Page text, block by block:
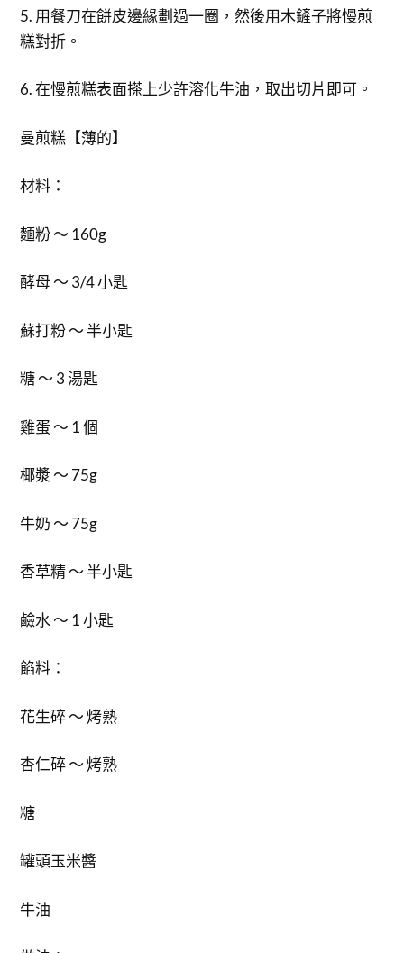
5. 用餐刀在餅皮邊緣劃過一圈，然後用木鏟子將慢煎
糕對折。
6. 在慢煎糕表面搽上少許溶化牛油，取出切片即可。
曼煎糕【薄的】
材料：
麵粉 ～ 160g
酵母 ～ 3/4 小匙
蘇打粉 ～ 半小匙
糖 ～ 3 湯匙
雞蛋 ～ 1 個
椰漿 ～ 75g
牛奶 ～ 75g
香草精 ～ 半小匙
鹼水 ～ 1 小匙
餡料：
花生碎 ～ 烤熟
杏仁碎 ～ 烤熟
糖
罐頭玉米醬
牛油